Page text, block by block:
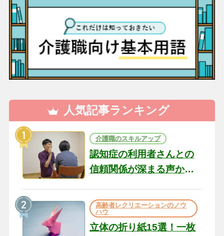
人気記事ランキング
介護職のスキルアップ
認知症の利用者さんとの
信頼関係が深まる声かけ
の現場から（22）
高齢者レクリエーションのノウ
ハウ
立体の折り紙15選！一枚